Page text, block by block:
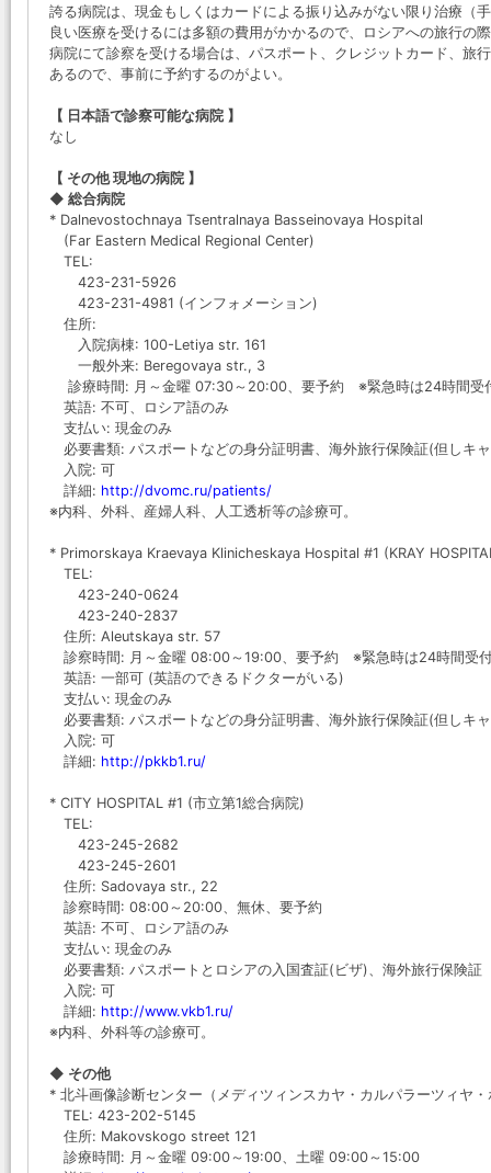
誇る病院は、現金もしくはカードによる振り込みがない限り治療（
良い医療を受けるには多額の費用がかかるので、ロシアへの旅行の
病院にて診察を受ける場合は、パスポート、クレジットカード、旅
あるので、事前に予約するのがよい。
【 日本語で診察可能な病院 】
なし
【 その他 現地の病院 】
◆ 総合病院
* Dalnevostochnaya Tsentralnaya Basseinovaya Hospital
(Far Eastern Medical Regional Center)
TEL:
423-231-5926
423-231-4981 (インフォメーション)
住所:
入院病棟: 100-Letiya str. 161
一般外来: Beregovaya str., 3
診療時間: 月～金曜 07:30～20:00、要予約 ※緊急時は24時間受
英語: 不可、ロシア語のみ
支払い: 現金のみ
必要書類: パスポートなどの身分証明書、海外旅行保険証(但しキ
入院: 可
詳細: http://dvomc.ru/patients/
※内科、外科、産婦人科、人工透析等の診療可。
* Primorskaya Kraevaya Klinicheskaya Hospital #1 (KRAY
TEL:
423-240-0624
423-240-2837
住所: Aleutskaya str. 57
診察時間: 月～金曜 08:00～19:00、要予約 ※緊急時は24時間受
英語: 一部可 (英語のできるドクターがいる)
支払い: 現金のみ
必要書類: パスポートなどの身分証明書、海外旅行保険証(但しキ
入院: 可
詳細: http://pkkb1.ru/
* CITY HOSPITAL #1 (市立第1総合病院)
TEL:
423-245-2682
423-245-2601
住所: Sadovaya str., 22
診察時間: 08:00～20:00、無休、要予約
英語: 不可、ロシア語のみ
支払い: 現金のみ
必要書類: パスポートとロシアの入国査証(ビザ)、海外旅行保険証
入院: 可
詳細: http://www.vkb1.ru/
※内科、外科等の診療可。
◆ その他
* 北斗画像診断センター（メディツィンスカヤ・カルパラーツィヤ
TEL: 423-202-5145
住所: Makovskogo street 121
診療時間: 月～金曜 09:00～19:00、土曜 09:00～15:00